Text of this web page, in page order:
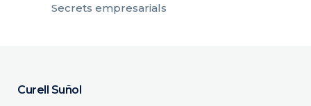
Secrets empresarials
Curell Suñol